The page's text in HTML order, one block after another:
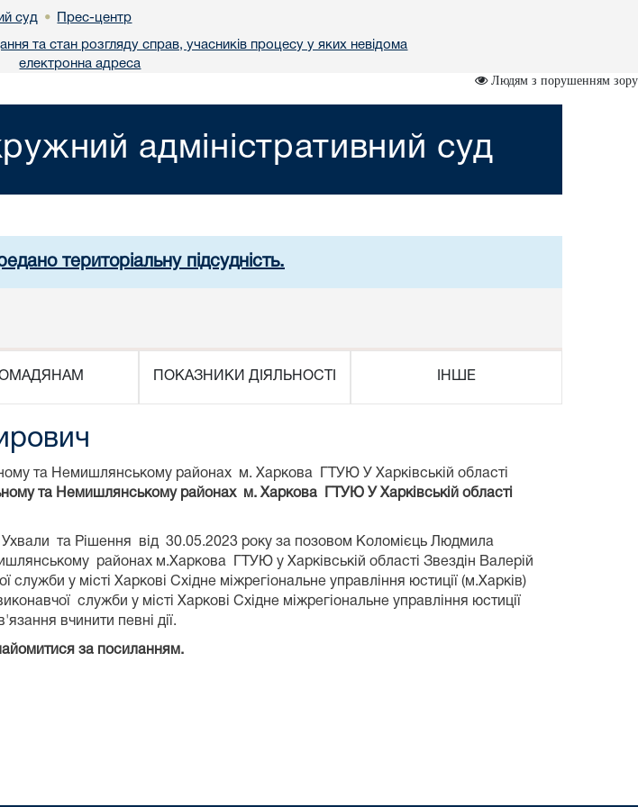
суд • Прес-центр
та стан розгляду справ, учасників процесу у яких невідома
електронна адреса
Людям з порушенням зору
адміністративний суд
територіальну підсудність.
ПОКАЗНИКИ ДІЯЛЬНОСТІ ІНШЕ
та Немишлянському районах м. Харкова ГТУЮ У Харківській області
та Немишлянському районах м. Харкова ГТУЮ У Харківській області
та Рішення від 30.05.2023 року за позовом Коломієць Людмила
районах м.Харкова ГТУЮ у Харківській області Звездін Валерій
у місті Харкові Східне міжрегіональне управління юстиції (м.Харків)
служби у місті Харкові Східне міжрегіональне управління юстиції
вчинити певні дії.
за посиланням.